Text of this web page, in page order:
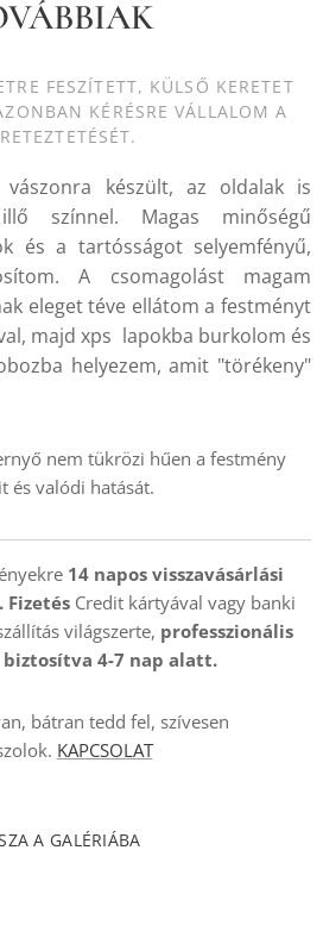
FESZÍTETT, KÜLSŐ KERETET
KÉRÉSRE VÁLLALOM A
készült, az oldalak is
színnel. Magas minőségű
és a tartósságot selyemfényű,
A csomagolást magam
eleget téve ellátom a festményt
majd xps lapokba burkolom és
helyezem, amit "törékeny"
nem tükrözi hűen a festmény
és valódi hatását.
14 napos visszavásárlási
Credit kártyával vagy banki
világszerte, professzionális
biztosítva 4-7 nap alatt.
bátran tedd fel, szívesen
KAPCSOLAT
A GALÉRIÁBA